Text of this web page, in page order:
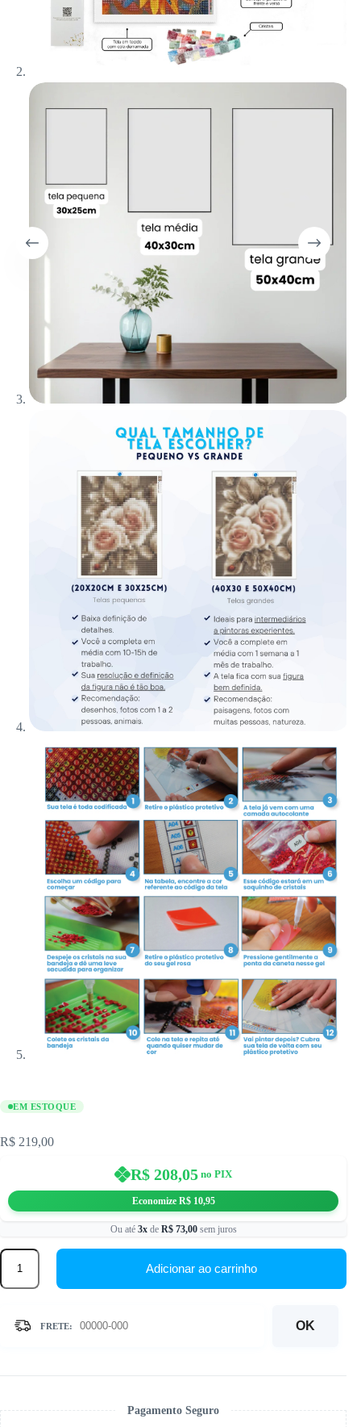
EM ESTOQUE
R$ 219,00
R$ 208,05 no PIX
Economize R$10,95
Ou até 3xde R$73,00sem juros
40x50cm
Tulipas
Pintura
Adicionar ao carrinho
OK
Pagamento Seguro